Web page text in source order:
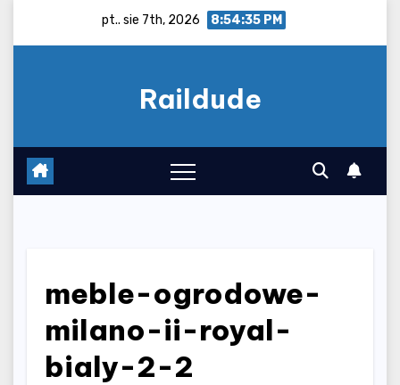
pt.. sie 7th, 2026 8:54:35 PM
Raildude
meble-ogrodowe-
milano-ii-royal-
bialy-2-2